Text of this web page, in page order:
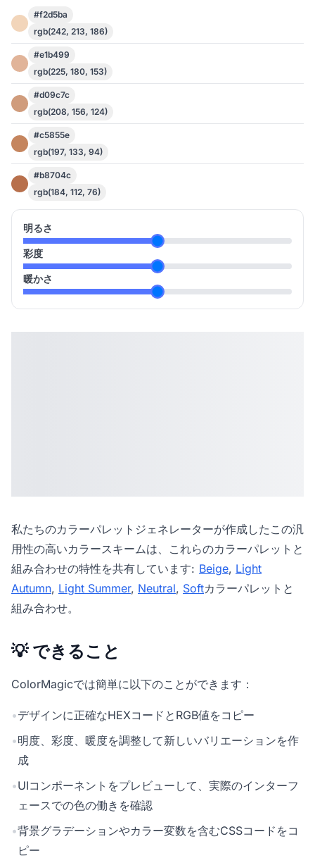
#f2d5ba
rgb(242, 213, 186)
#e1b499
rgb(225, 180, 153)
#d09c7c
rgb(208, 156, 124)
#c5855e
rgb(197, 133, 94)
#b8704c
rgb(184, 112, 76)
明るさ
彩度
暖かさ
私たちのカラーパレットジェネレーターが作成したこの汎
用性の高いカラースキームは、これらのカラーパレットと
組み合わせの特性を共有しています: Beige, Light
Autumn, Light Summer, Neutral, Softカラーパレットと
組み合わせ。
💡 できること
ColorMagicでは簡単に以下のことができます：
•デザインに正確なHEXコードとRGB値をコピー
•明度、彩度、暖度を調整して新しいバリエーションを作
成
•UIコンポーネントをプレビューして、実際のインターフ
ェースでの色の働きを確認
•背景グラデーションやカラー変数を含むCSSコードをコ
ピー